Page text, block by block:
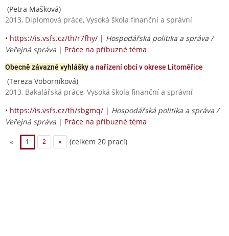
(Petra Mašková)
2013, Diplomová práce, Vysoká škola finanční a správní
• https://is.vsfs.cz/th/r7fhy/ | Hospodářská politika a správa /
Veřejná správa | Práce na příbuzné téma
Obecně závazné vyhláškya nařízení obcí v okrese Litoměřice
(Tereza Voborníková)
2013, Bakalářská práce, Vysoká škola finanční a správní
• https://is.vsfs.cz/th/sbgmq/ | Hospodářská politika a správa /
Veřejná správa | Práce na příbuzné téma
« 1 2 » (celkem 20 prací)